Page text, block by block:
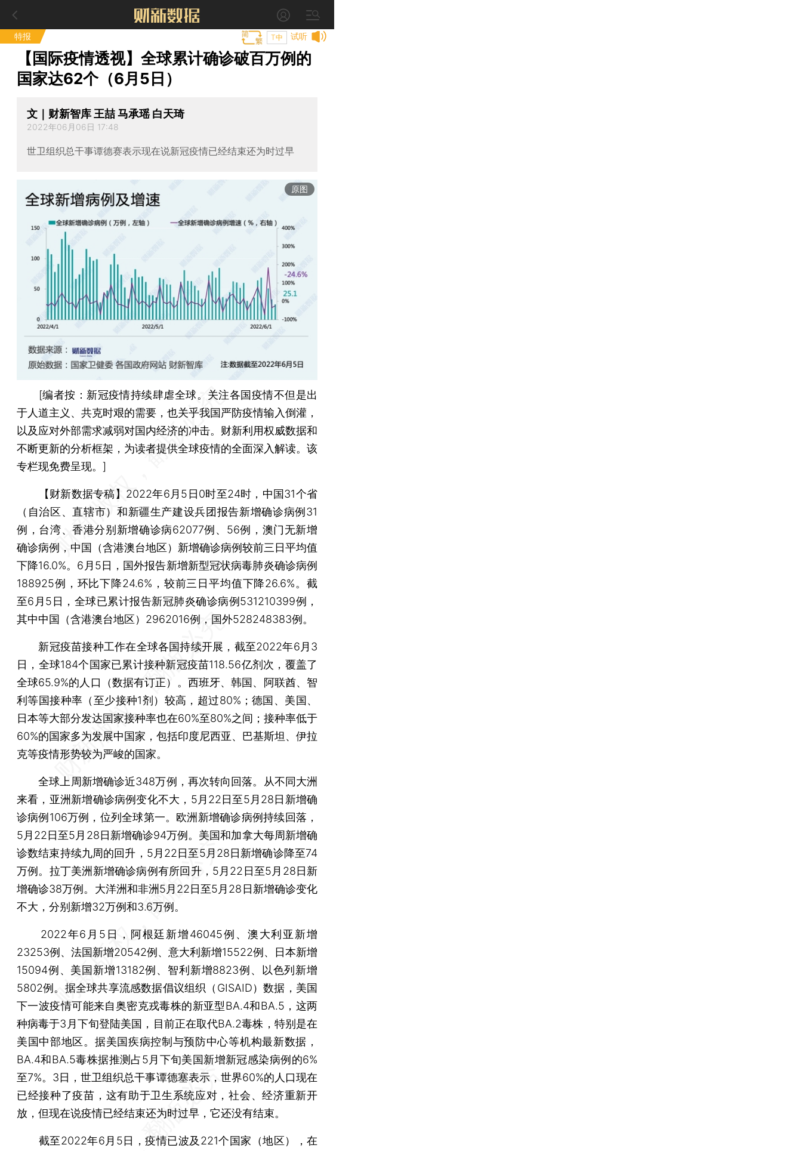
特报 试听
T中
【国际疫情透视】全球累计确诊破百万例的
国家达62个（6月5日）
文｜财新智库 王喆 马承瑶 白天琦
2022年06月06日 17:48
世卫组织总干事谭德赛表示现在说新冠疫情已经结束还为时过早
原图
[编者按：新冠疫情持续肆虐全球。关注各国疫情不但是出
于人道主义、共克时艰的需要，也关乎我国严防疫情输入倒灌，
以及应对外部需求减弱对国内经济的冲击。财新利用权威数据和
不断更新的分析框架，为读者提供全球疫情的全面深入解读。该
专栏现免费呈现。]
【财新数据专稿】 2022年6月5日0时至24时，中国31个省
（自治区、直辖市）和新疆生产建设兵团报告新增确诊病例31
例，台湾、香港分别新增确诊病62077例、56例，澳门无新增
确诊病例，中国（含港澳台地区）新增确诊病例较前三日平均值
下降16.0%。6月5日，国外报告新增新型冠状病毒肺炎确诊病例
188925例，环比下降24.6%，较前三日平均值下降26.6%。截
至6月5日，全球已累计报告新冠肺炎确诊病例531210399例，
其中中国（含港澳台地区）2962016例，国外528248383例。
新冠疫苗接种工作在全球各国持续开展，截至2022年6月3
日，全球184个国家已累计接种新冠疫苗118.56亿剂次，覆盖了
全球65.9%的人口（数据有订正）。西班牙、韩国、阿联酋、智
利等国接种率（至少接种1剂）较高，超过80%；德国、美国、
日本等大部分发达国家接种率也在60%至80%之间；接种率低于
60%的国家多为发展中国家，包括印度尼西亚、巴基斯坦、伊拉
克等疫情形势较为严峻的国家。
全球上周新增确诊近348万例，再次转向回落。从不同大洲
来看，亚洲新增确诊病例变化不大，5月22日至5月28日新增确
诊病例106万例，位列全球第一。欧洲新增确诊病例持续回落，
5月22日至5月28日新增确诊94万例。美国和加拿大每周新增确
诊数结束持续九周的回升，5月22日至5月28日新增确诊降至74
万例。拉丁美洲新增确诊病例有所回升，5月22日至5月28日新
增确诊38万例。大洋洲和非洲5月22日至5月28日新增确诊变化
不大，分别新增32万例和3.6万例。
2022年6月5日，阿根廷新增46045例、澳大利亚新增
23253例、法国新增20542例、意大利新增15522例、日本新增
15094例、美国新增13182例、智利新增8823例、以色列新增
5802例。据全球共享流感数据倡议组织（GISAID）数据，美国
下一波疫情可能来自奥密克戎毒株的新亚型BA.4和BA.5，这两
种病毒于3月下旬登陆美国，目前正在取代BA.2毒株，特别是在
美国中部地区。据美国疾病控制与预防中心等机构最新数据，
BA.4和BA.5毒株据推测占5月下旬美国新增新冠感染病例的6%
至7%。3日，世卫组织总干事谭德塞表示，世界60%的人口现在
已经接种了疫苗，这有助于卫生系统应对，社会、经济重新开
放，但现在说疫情已经结束还为时过早，它还没有结束。
截至2022年6月5日，疫情已波及221个国家（地区），在